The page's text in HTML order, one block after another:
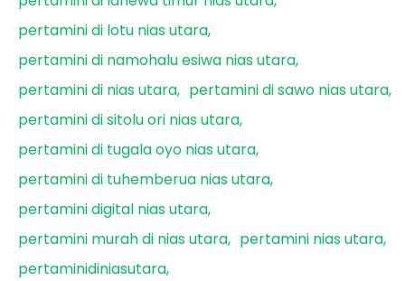
pertamini di lotu nias utara
pertamini di namohalu esiwa nias utara
pertamini di nias utara
pertamini di sawo nias utara
pertamini di sitolu ori nias utara
pertamini di tugala oyo nias utara
pertamini di tuhemberua nias utara
pertamini digital nias utara
pertamini murah di nias utara
pertamini nias utara
pertaminidiniasutara